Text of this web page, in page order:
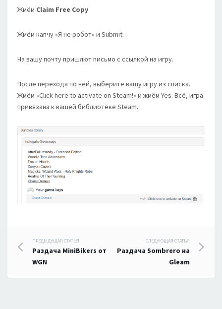
Жмём Claim Free Copy
Жмём капчу «Я не робот» и Submit.
На вашу почту пришлют письмо с ссылкой на игру.
После перехода по ней, выберите вашу игру из списка.
Жмём «Click here to activate on Steam!» и жмём Yes. Всё, игра
привязана к вашей библиотеке Steam.
Навигация
по
записям
ПРЕДЫДУЩАЯ СТАТЬЯ
Раздача MiniBikers от
WGN
СЛЕДУЮЩАЯ СТАТЬЯ
Раздача Sombrero на
Gleam